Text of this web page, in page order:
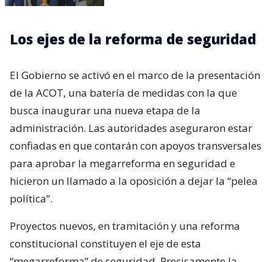
Los ejes de la reforma de seguridad
El Gobierno se activó en el marco de la presentación
de la ACOT, una batería de medidas con la que
busca inaugurar una nueva etapa de la
administración. Las autoridades aseguraron estar
confiadas en que contarán con apoyos transversales
para aprobar la megarreforma en seguridad e
hicieron un llamado a la oposición a dejar la “pelea
política”.
Proyectos nuevos, en tramitación y una reforma
constitucional constituyen el eje de esta